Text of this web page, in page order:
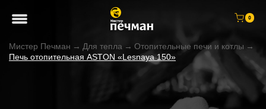
0
Мистер Печман → Для тепла → Отопительные печи и котлы →
Печь отопительная ASTON «Lesnaya 150»